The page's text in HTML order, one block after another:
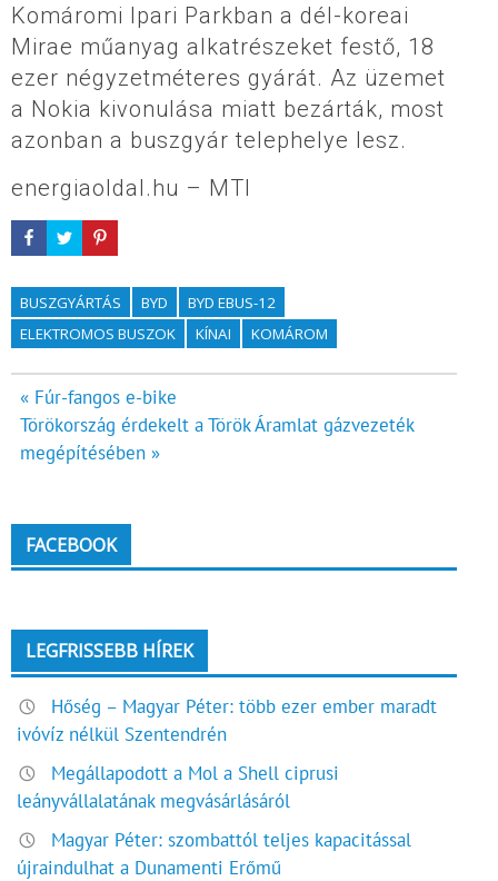
Komáromi Ipari Parkban a dél-koreai
Mirae műanyag alkatrészeket festő, 18
ezer négyzetméteres gyárát. Az üzemet
a Nokia kivonulása miatt bezárták, most
azonban a buszgyár telephelye lesz.
energiaoldal.hu – MTI
BUSZGYÁRTÁS BYD
BYD EBUS-12
ELEKTROMOS BUSZOK
KÍNAI KOMÁROM
Bejegyzés
navigáció
« Fúr-fangos e-bike
Törökország érdekelt a Török Áramlat gázvezeték
megépítésében »
FACEBOOK
LEGFRISSEBB HÍREK
Hőség – Magyar Péter: több ezer ember maradt
ivóvíz nélkül Szentendrén
Megállapodott a Mol a Shell ciprusi
leányvállalatának megvásárlásáról
Magyar Péter: szombattól teljes kapacitással
újraindulhat a Dunamenti Erőmű